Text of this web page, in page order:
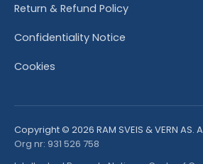
Return & Refund Policy
Confidentiality Notice
Cookies
Copyright © 2026 RAM SVEIS & VERN AS.
Org nr: 931 526 758